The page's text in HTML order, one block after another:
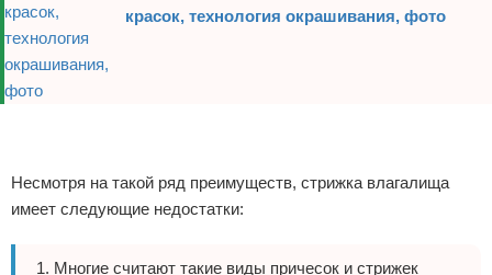
красок, технология окрашивания, фото
Несмотря на такой ряд преимуществ, стрижка влагалища
имеет следующие недостатки:
Многие считают такие виды причесок и стрижек